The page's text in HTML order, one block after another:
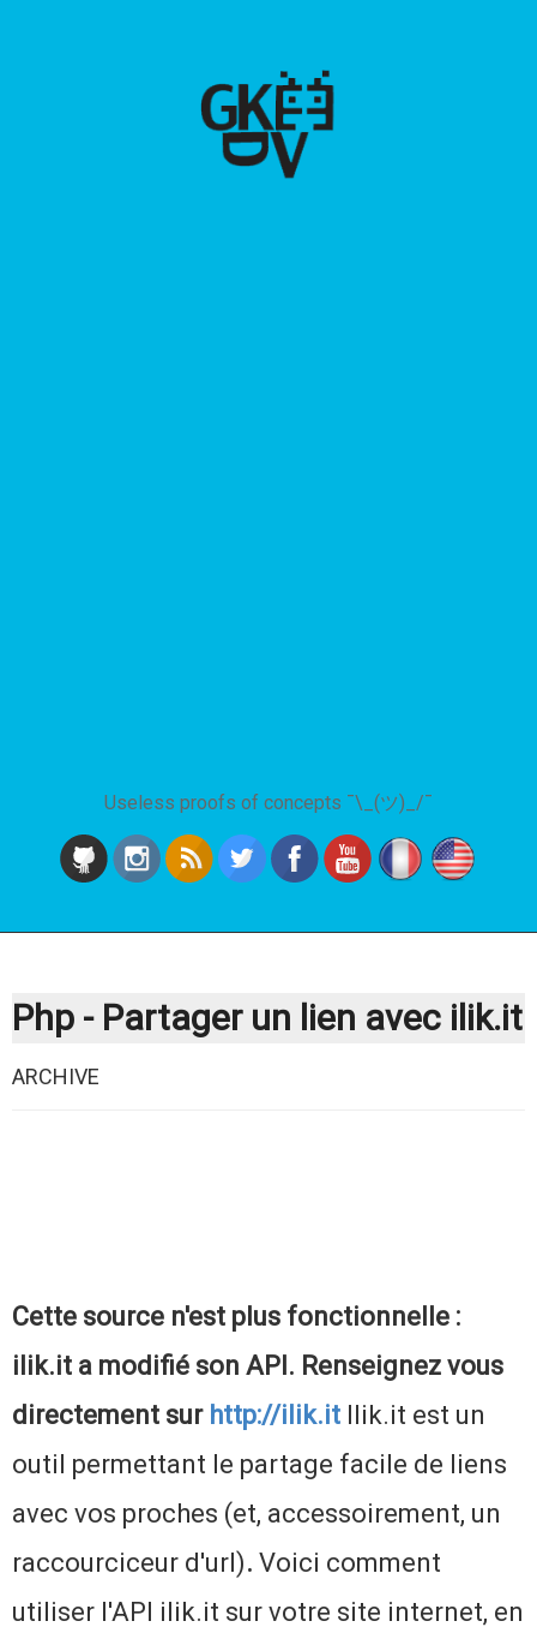
Useless proofs of concepts ¯\_(ツ)_/¯
Php - Partager un lien avec ilik.it
ARCHIVE
Cette source n'est plus fonctionnelle :
ilik.it a modifié son API. Renseignez vous
directement sur http://ilik.it Ilik.it est un
outil permettant le partage facile de liens
avec vos proches (et, accessoirement, un
raccourciceur d'url). Voici comment
utiliser l'API ilik.it sur votre site internet, en